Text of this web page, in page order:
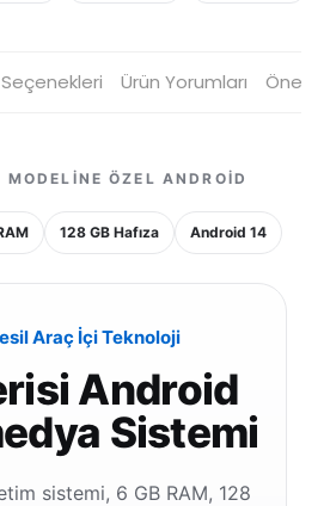
Ürün Yorumları
ÖZEL ANDROID
128 GB Hafıza Android 14
Araç İçi Teknoloji
Android
Sistemi
sistemi, 6 GB RAM, 128